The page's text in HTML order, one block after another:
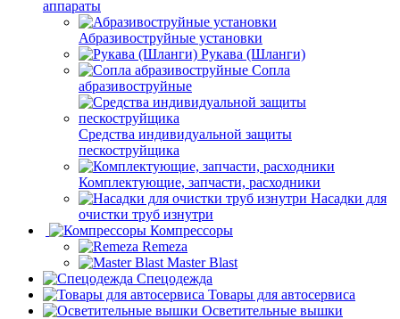
аппараты
Абразивоструйные установки
Рукава (Шланги)
Сопла
абразивоструйные
Средства индивидуальной защиты
пескоструйщика
Комплектующие, запчасти, расходники
Насадки для
очистки труб изнутри
Компрессоры
Remeza
Master Blast
Спецодежда
Товары для автосервиса
Осветительные вышки